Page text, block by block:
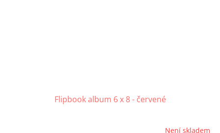
Flipbook album 6 x 8 - červené
Není skladem